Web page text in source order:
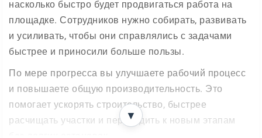
насколько быстро будет продвигаться работа на
площадке. Сотрудников нужно собирать, развивать
и усиливать, чтобы они справлялись с задачами
быстрее и приносили больше пользы.
По мере прогресса вы улучшаете рабочий процесс
и повышаете общую производительность. Это
помогает ускорять строительство, быстрее
расчищать участки и переходить к новым этапам
▼